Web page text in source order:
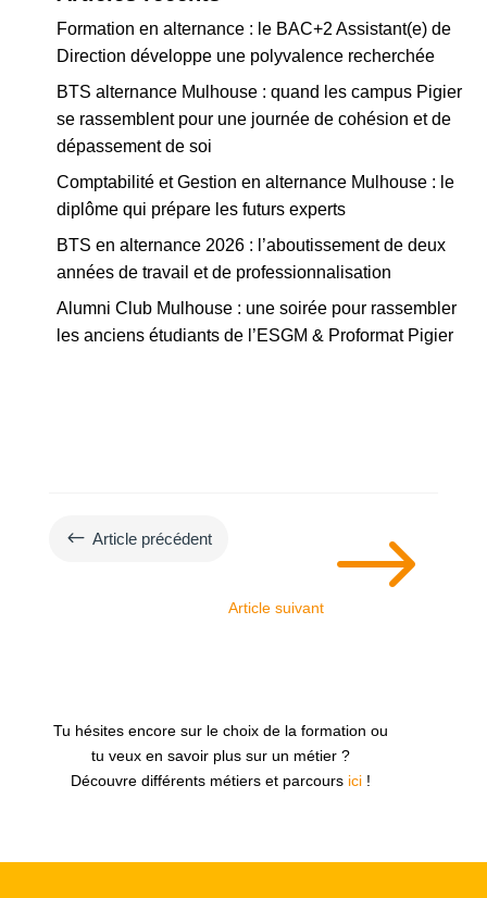
Formation en alternance : le BAC+2 Assistant(e) de
Direction développe une polyvalence recherchée
BTS alternance Mulhouse : quand les campus Pigier
se rassemblent pour une journée de cohésion et de
dépassement de soi
Comptabilité et Gestion en alternance Mulhouse : le
diplôme qui prépare les futurs experts
BTS en alternance 2026 : l’aboutissement de deux
années de travail et de professionnalisation
Alumni Club Mulhouse : une soirée pour rassembler
les anciens étudiants de l’ESGM & Proformat Pigier
# Article précédent
Article suivant $
Tu hésites encore sur le choix de la formation ou
tu veux en savoir plus sur un métier ?
Découvre différents métiers et parcours ici!